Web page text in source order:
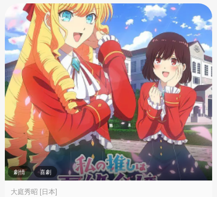
劇情 喜劇
大庭秀昭 [日本]